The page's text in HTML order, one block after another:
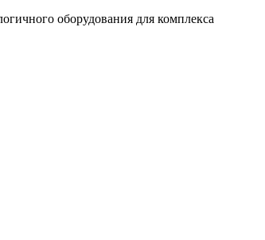
оборудования для комплекса